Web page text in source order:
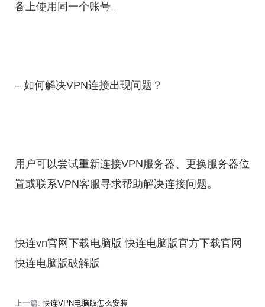
备上使用同一个账号。
– 如何解决VPN连接出现问题？
用户可以尝试重新连接VPN服务器、更换服务器位
置或联系VPN客服寻求帮助解决连接问题。
快连vn官网下载电脑版 快连电脑版官方下载官网
快连电脑版破解版
上一篇:快连VPN电脑版怎么安装